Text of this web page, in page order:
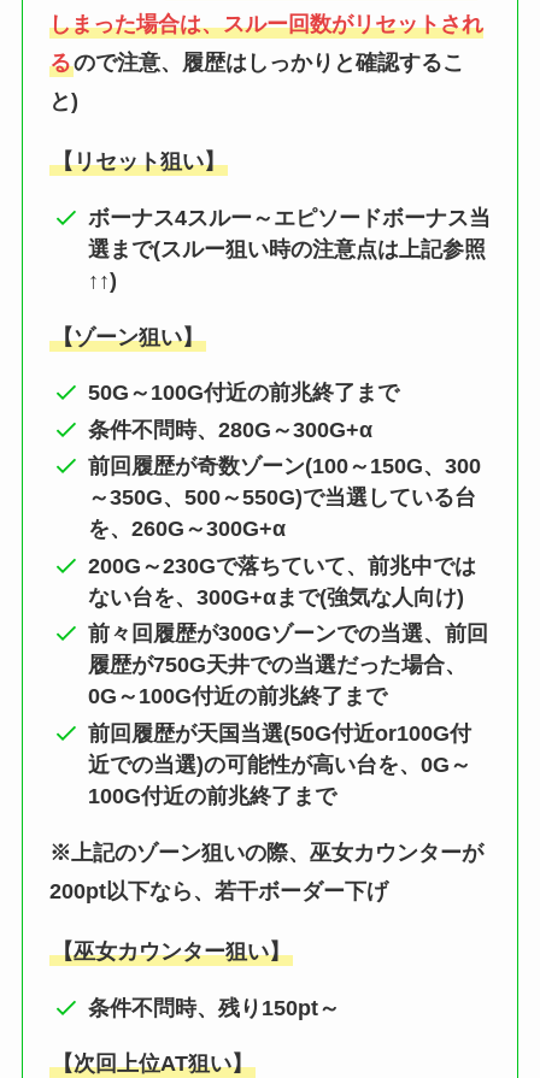
しまった場合は、スルー回数がリセットされ
るので注意、履歴はしっかりと確認するこ
と)
【リセット狙い】
ボーナス4スルー～エピソードボーナス当
選まで(スルー狙い時の注意点は上記参照
↑↑)
【ゾーン狙い】
50G～100G付近の前兆終了まで
条件不問時、280G～300G+α
前回履歴が奇数ゾーン(100～150G、300
～350G、500～550G)で当選している台
を、260G～300G+α
200G～230Gで落ちていて、前兆中では
ない台を、300G+αまで(強気な人向け)
前々回履歴が300Gゾーンでの当選、前回
履歴が750G天井での当選だった場合、
0G～100G付近の前兆終了まで
前回履歴が天国当選(50G付近or100G付
近での当選)の可能性が高い台を、0G～
100G付近の前兆終了まで
※上記のゾーン狙いの際、巫女カウンターが
200pt以下なら、若干ボーダー下げ
【巫女カウンター狙い】
条件不問時、残り150pt～
【次回上位AT狙い】